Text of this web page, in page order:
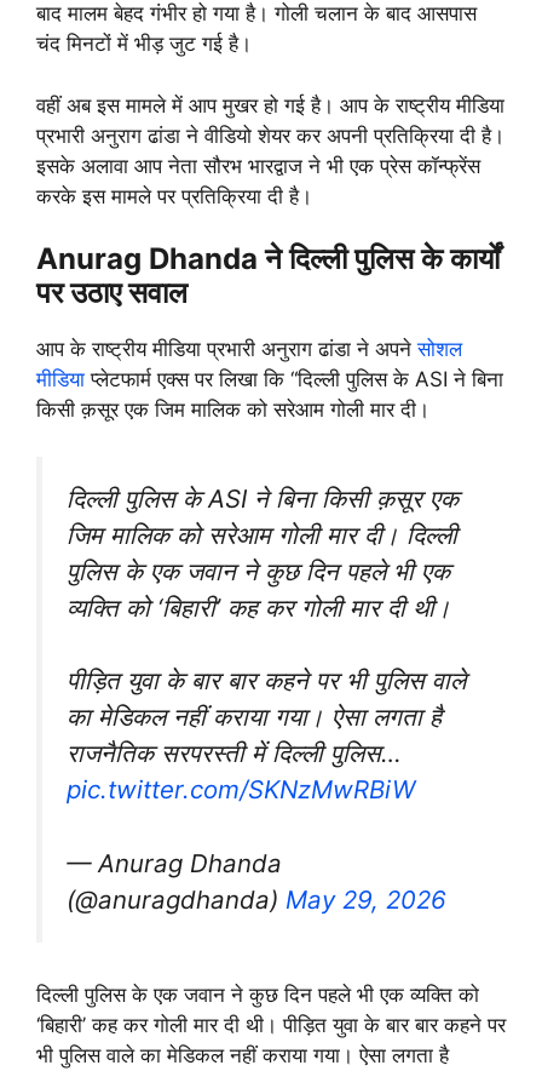
बाद मालम बेहद गंभीर हो गया है। गोली चलान के बाद आसपास
चंद मिनटों में भीड़ जुट गई है।
वहीं अब इस मामले में आप मुखर हो गई है। आप के राष्ट्रीय मीडिया
प्रभारी अनुराग ढांडा ने वीडियो शेयर कर अपनी प्रतिक्रिया दी है।
इसके अलावा आप नेता सौरभ भारद्वाज ने भी एक प्रेस कॉन्फ्रेंस
करके इस मामले पर प्रतिक्रिया दी है।
Anurag Dhanda ने दिल्ली पुलिस के कार्यों
पर उठाए सवाल
आप के राष्ट्रीय मीडिया प्रभारी अनुराग ढांडा ने अपनेसोशल
मीडिया प्लेटफार्म एक्स पर लिखा कि “दिल्ली पुलिस के ASI ने बिना
किसी क़सूर एक जिम मालिक को सरेआम गोली मार दी।
दिल्ली पुलिस के ASI ने बिना किसी क़सूर एक
जिम मालिक को सरेआम गोली मार दी। दिल्ली
पुलिस के एक जवान ने कुछ दिन पहले भी एक
व्यक्ति को ‘बिहारी’ कह कर गोली मार दी थी।
पीड़ित युवा के बार बार कहने पर भी पुलिस वाले
का मेडिकल नहीं कराया गया। ऐसा लगता है
राजनैतिक सरपरस्ती में दिल्ली पुलिस…
pic.twitter.com/SKNzMwRBiW
— Anurag Dhanda
(@anuragdhanda) May 29, 2026
दिल्ली पुलिस के एक जवान ने कुछ दिन पहले भी एक व्यक्ति को
‘बिहारी’ कह कर गोली मार दी थी। पीड़ित युवा के बार बार कहने पर
भी पुलिस वाले का मेडिकल नहीं कराया गया। ऐसा लगता है